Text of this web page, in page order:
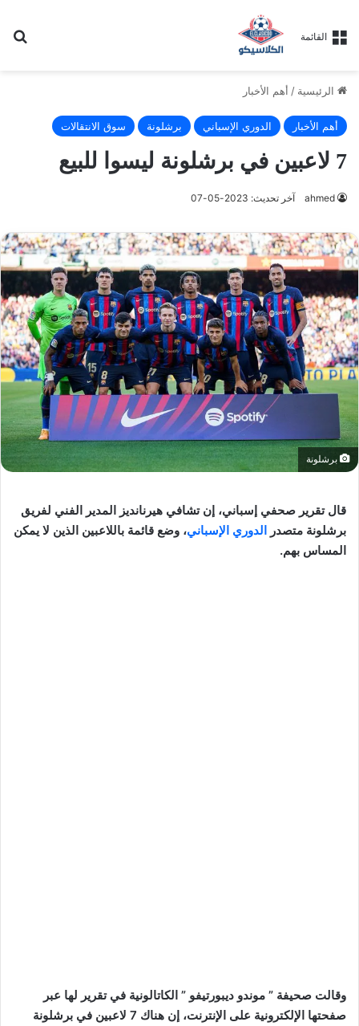
القائمة
الرئيسية / أهم الأخبار
أهم الأخبار الدوري الإسباني برشلونة سوق الانتقالات
7 لاعبين في برشلونة ليسوا للبيع
ahmed آخر تحديث: 2023-05-07
برشلونة
قال تقرير صحفي إسباني، إن تشافي هيرنانديز المدير الفني لفريق
برشلونة متصدر الدوري الإسباني، وضع قائمة باللاعبين الذين لا يمكن
المساس بهم.
وقالت صحيفة ” موندو ديبورتيفو ” الكاتالونية في تقرير لها عبر
صفحتها الإلكترونية على الإنترنت، إن هناك 7 لاعبين في برشلونة